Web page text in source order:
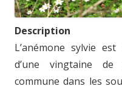
Description
L’anémone sylvie
d’une vingtaine de
commune dans les